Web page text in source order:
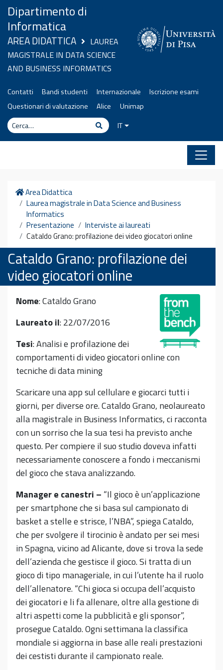
Vai al contenuto
Dipartimento di
Informatica
AREA DIDATTICA
LAUREA
MAGISTRALE IN DATA SCIENCE
AND BUSINESS INFORMATICS
Contatti Bandi studenti Internazionale
Iscrizione esami
Questionari di valutazione
Alice
Unimap
Cerca
CercaIT
Home
Area Didattica
Laurea magistrale in Data Science and Business
Informatics
Presentazione
Interviste ai laureati
Cataldo Grano: profilazione dei video giocatori online
Cataldo Grano: profilazione dei
video giocatori online
Nome: Cataldo Grano
Laureato il: 22/07/2016
Tesi: Analisi e profilazione dei
comportamenti di video giocatori online con
tecniche di data mining
Scaricare una app sul cellulare e giocarci tutti i
giorni, per diverse ore. Cataldo Grano, neolaureato
alla magistrale in Business Informatics, ci racconta
con un sorriso che la sua tesi ha previsto anche
questo. Per compiere il suo studio doveva infatti
necessariamente conoscere a fondo i meccanismi
del gioco che stava analizzando.
Manager e canestri – “Il gioco è un’applicazione
per smartphone che si basa sul campionato di
basket a stelle e strisce, l’NBA”, spiega Cataldo,
che per svolgere il tirocinio è andato per sei mesi
in Spagna, vicino ad Alicante, dove si trova la sede
dell’azienda che gestisce il gioco. Si tratta di un
gioco di tipo manageriale, in cui l’utente ha il ruolo
dell’allenatore. “Chi gioca si occupa dell’acquisto
dei giocatori e li fa allenare, oltre alla gestione di
altri aspetti come la pubblicità e gli sponsor”,
prosegue Cataldo. Ogni settimana la classifica
mondiale si aggiorna in base alle reali prestazioni
dei cestisti durante il campionato reale.